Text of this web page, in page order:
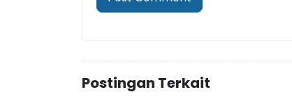
Postingan Terkait